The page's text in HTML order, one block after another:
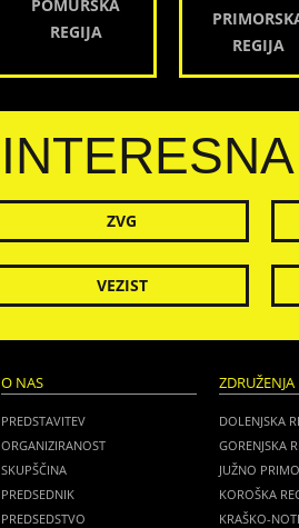
POMURSKA
REGIJA
REGIJA
ZVG
VEZIST
O NAS
PREDSTAVITEV
ORGANIZIRANOST
SKUPŠČINA
PREDSEDNIK
PREDSEDSTVO
ZDRUŽENJA
DOLENJSKA
GORENJSKA
JUŽNO
KOROŠKA
KRAŠKO-